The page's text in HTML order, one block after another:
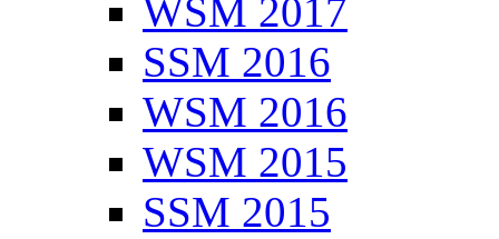
WSM 2017
SSM 2016
WSM 2016
WSM 2015
SSM 2015